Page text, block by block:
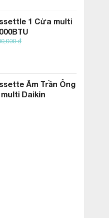
1 Cửa multi
₫
Âm Trần Ông
Daikin